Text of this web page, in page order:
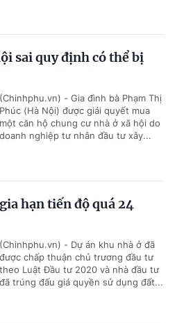
sai quy định có thể bị
(Chinhphu.vn) - Gia đình bà Phạm Thị
Phúc (Hà Nội) được giải quyết mua
một căn hộ chung cư nhà ở xã hội do
doanh nghiệp tư nhân đầu tư xây...
hạn tiến độ quá 24
(Chinhphu.vn) - Dự án khu nhà ở đã
được chấp thuận chủ trương đầu tư
theo Luật Đầu tư 2020 và nhà đầu tư
đã trúng đấu giá quyền sử dụng đất...